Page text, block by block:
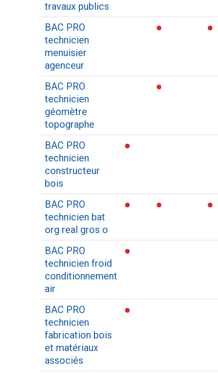
travaux publics
BAC PRO
technicien
menuisier
agenceur
BAC PRO
technicien
géomètre
topographe
BAC PRO
technicien
constructeur
bois
BAC PRO
technicien bat
org real gros o
BAC PRO
technicien froid
conditionnement
air
BAC PRO
technicien
fabrication bois
et matériaux
associés